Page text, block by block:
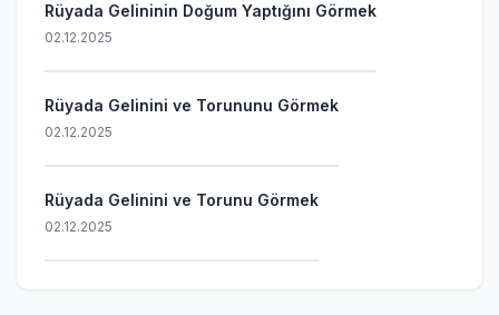
Rüyada Gelininin Doğum Yaptığını Görmek
02.12.2025
Rüyada Gelinini ve Torununu Görmek
02.12.2025
Rüyada Gelinini ve Torunu Görmek
02.12.2025